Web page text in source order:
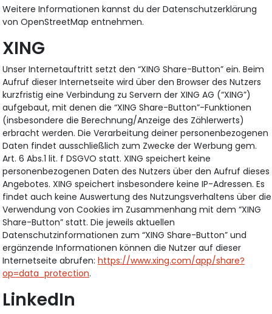
Weitere Informationen kannst du der Datenschutzerklärung
von OpenStreetMap entnehmen.
XING
Unser Internetauftritt setzt den “XING Share-Button” ein. Beim
Aufruf dieser Internetseite wird über den Browser des Nutzers
kurzfristig eine Verbindung zu Servern der XING AG (“XING”)
aufgebaut, mit denen die “XING Share-Button”-Funktionen
(insbesondere die Berechnung/Anzeige des Zählerwerts)
erbracht werden. Die Verarbeitung deiner personenbezogenen
Daten findet ausschließlich zum Zwecke der Werbung gem.
Art. 6 Abs.1 lit. f DSGVO statt. XING speichert keine
personenbezogenen Daten des Nutzers über den Aufruf dieses
Angebotes. XING speichert insbesondere keine IP-Adressen. Es
findet auch keine Auswertung des Nutzungsverhaltens über die
Verwendung von Cookies im Zusammenhang mit dem “XING
Share-Button” statt. Die jeweils aktuellen
Datenschutzinformationen zum “XING Share-Button” und
ergänzende Informationen können die Nutzer auf dieser
Internetseite abrufen:https://www.xing.com/app/share?
op=data_protection.
LinkedIn